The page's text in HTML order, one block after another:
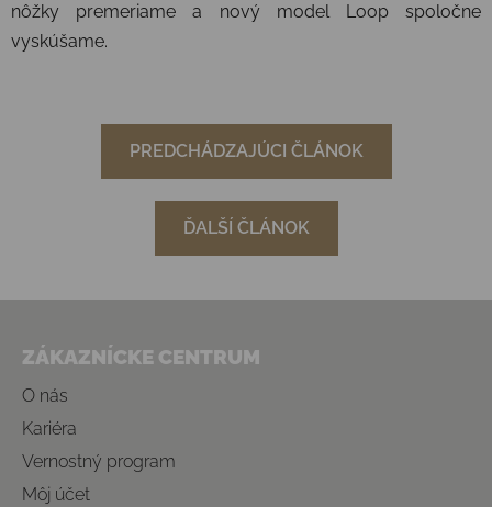
nôžky premeriame a nový model Loop spoločne
vyskúšame.
PREDCHÁDZAJÚCI ČLÁNOK
ĎALŠÍ ČLÁNOK
ZÁKAZNÍCKE CENTRUM
O nás
Kariéra
Vernostný program
Môj účet